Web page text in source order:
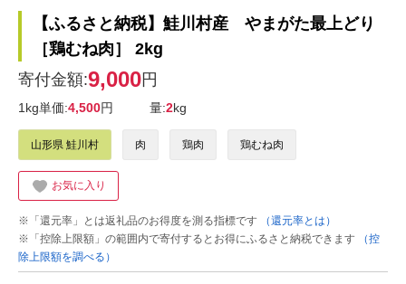
【ふるさと納税】鮭川村産 やまがた最上どり
［鶏むね肉］ 2kg
寄付金額:9,000円
1kg単価:4,500円 量:2kg
山形県 鮭川村 肉 鶏肉 鶏むね肉
お気に入り
※「還元率」とは返礼品のお得度を測る指標です
（還元率とは）
※「控除上限額」の範囲内で寄付するとお得にふるさと納税できます
（控
除上限額を調べる）